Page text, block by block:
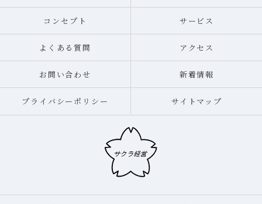
コンセプト サービス
よくある質問 アクセス
お問い合わせ 新着情報
プライバシーポリシー サイトマップ